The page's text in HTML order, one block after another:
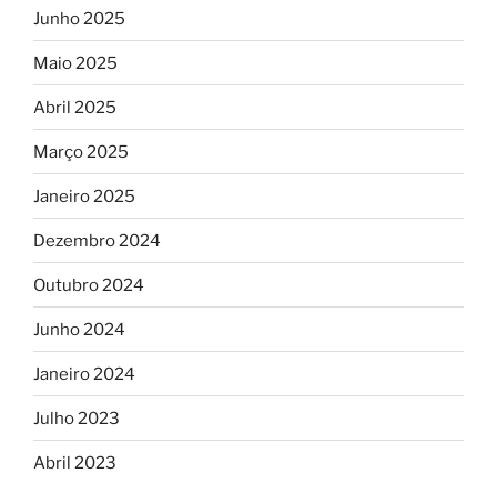
Junho 2025
Maio 2025
Abril 2025
Março 2025
Janeiro 2025
Dezembro 2024
Outubro 2024
Junho 2024
Janeiro 2024
Julho 2023
Abril 2023